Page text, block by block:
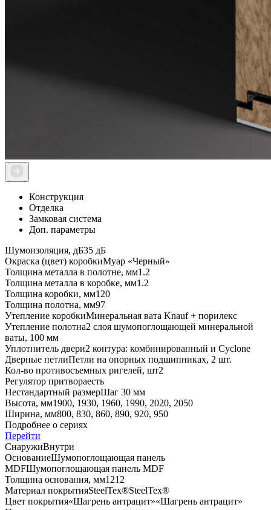
Конструкция
Отделка
Замковая система
Доп. параметры
Шумоизоляция, дБ35 дБ
Окраска (цвет) коробкиМуар «Черный»
Толщина металла в полотне, мм1.2
Толщина металла в коробке, мм1.2
Толщина коробки, мм120
Толщина полотна, мм97
Утепление коробкиМинеральная вата Knauf + порилекс
Утепление полотна2 слоя шумопоглощающей минеральной
ваты, 100 мм
Уплотнитель двери2 контура: комбинированный и Cyclone
Дверные петлиПетли на опорных подшипниках, 2 шт.
Кол-во противосъемных ригелей, шт2
Регулятор притвораесть
Нестандартный размерШаг 30 мм
Высота, мм1900, 1930, 1960, 1990, 2020, 2050
Ширина, мм800, 830, 860, 890, 920, 950
Подробнее о сериях
Перейти
СнаружиВнутри
ОснованиеШумопоглощающая панель
MDFШумопоглощающая панель MDF
Толщина основания, мм1212
Материал покрытияSteelTex®SteelTex®
Цвет покрытия«Шагрень антрацит»«Шагрень антрацит»